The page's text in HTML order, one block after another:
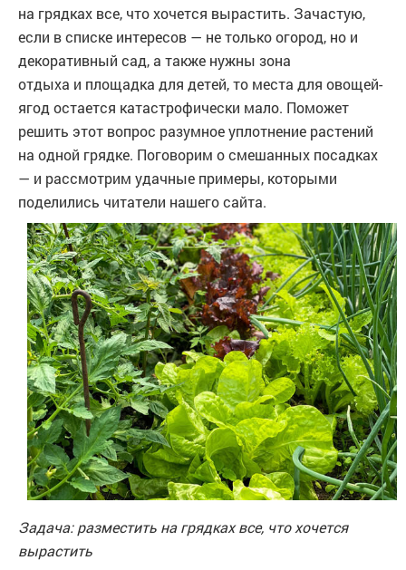
на грядках все, что хочется вырастить. Зачастую,
если в списке интересов — не только огород, но и
декоративный сад, а также нужны зона
отдыха и площадка для детей, то места для овощей-
ягод остается катастрофически мало. Поможет
решить этот вопрос разумное уплотнение растений
на одной грядке. Поговорим о смешанных посадках
— и рассмотрим удачные примеры, которыми
поделились читатели нашего сайта.
Задача: разместить на грядках все, что хочется
вырастить